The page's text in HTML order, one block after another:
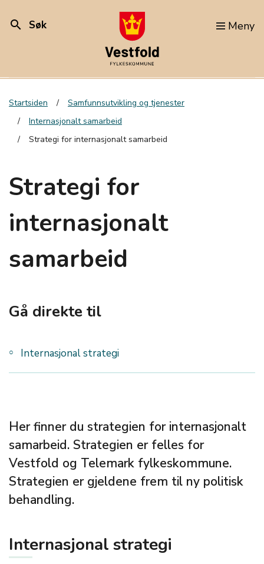
search Søk Meny
Startsiden
Samfunnsutvikling og tjenester
Internasjonalt samarbeid
Strategi for internasjonalt samarbeid
Strategi for
internasjonalt
samarbeid
Gå direkte til
Internasjonal strategi
Her finner du strategien for internasjonalt
samarbeid. Strategien er felles for
Vestfold og Telemark fylkeskommune.
Strategien er gjeldene frem til ny politisk
behandling.
Internasjonal strategi